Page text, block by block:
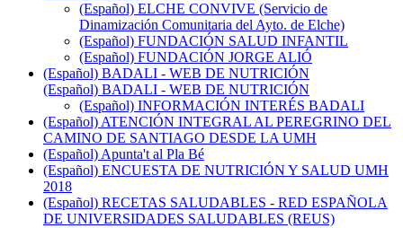
(Español) ELCHE CONVIVE (Servicio de
Dinamización Comunitaria del Ayto. de Elche)
(Español) FUNDACIÓN SALUD INFANTIL
(Español) FUNDACIÓN JORGE ALIÓ
(Español) BADALI - WEB DE NUTRICIÓN
(Español) BADALI - WEB DE NUTRICIÓN
(Español) INFORMACIÓN INTERÉS BADALI
(Español) ATENCIÓN INTEGRAL AL PEREGRINO DEL
CAMINO DE SANTIAGO DESDE LA UMH
(Español) Apunta't al Pla Bé
(Español) ENCUESTA DE NUTRICIÓN Y SALUD UMH
2018
(Español) RECETAS SALUDABLES - RED ESPAÑOLA
DE UNIVERSIDADES SALUDABLES (REUS)